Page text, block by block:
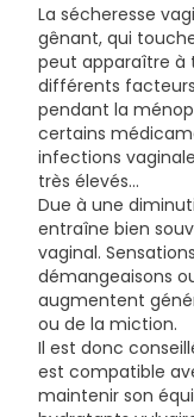
linalol, propylène
octoxynol-12,
hydroxyde de
lappa, diméthyl
La sécheresse
gênant, qui
peut apparaître à
différents
pendant la
certains
infections
très élevés...
Due à une
entraîne bien
vaginal.
démangeaisons
augmentent
ou de la miction.
Il est donc
est compatible
maintenir son